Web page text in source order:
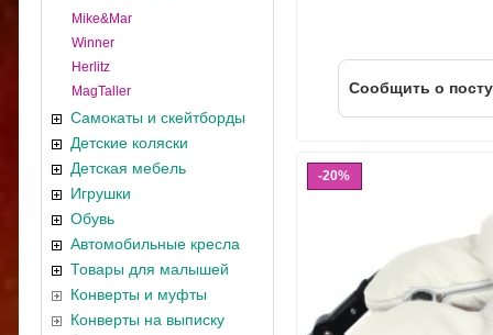
Mike&Mar
Winner
Herlitz
MagTaller
Самокаты и скейтборды
Детские коляски
Детская мебель
Игрушки
Обувь
Автомобильные кресла
Товары для малышей
Конверты и муфты
Конверты на выписку
Cообщить о
20%